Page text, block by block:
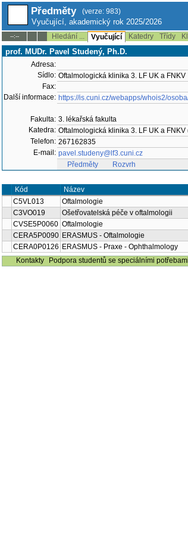
Předměty (verze: 983)
Vyučující, akademický rok 2025/2026
--:-- Hledání ... Vyučující Katedry Třídy
prof. MUDr. Pavel Studený, Ph.D.
Adresa:
Sídlo: Oftalmologická klinika 3. LF UK a FNKV
Fax:
Další informace: https://is.cuni.cz/webapps/whois2/
Fakulta: 3. lékařská fakulta
Katedra: Oftalmologická klinika 3. LF UK a FNKV
Telefon: 267162835
E-mail: pavel.studeny@lf3.cuni.cz
Předměty
Rozvrh
Kód Název
C5VL013
Oftalmologie
C3VO019 Ošetřovatelská péče v oftalmologii
CVSE5P0060 Oftalmologie
CERA5P0090 ERASMUS - Oftalmologie